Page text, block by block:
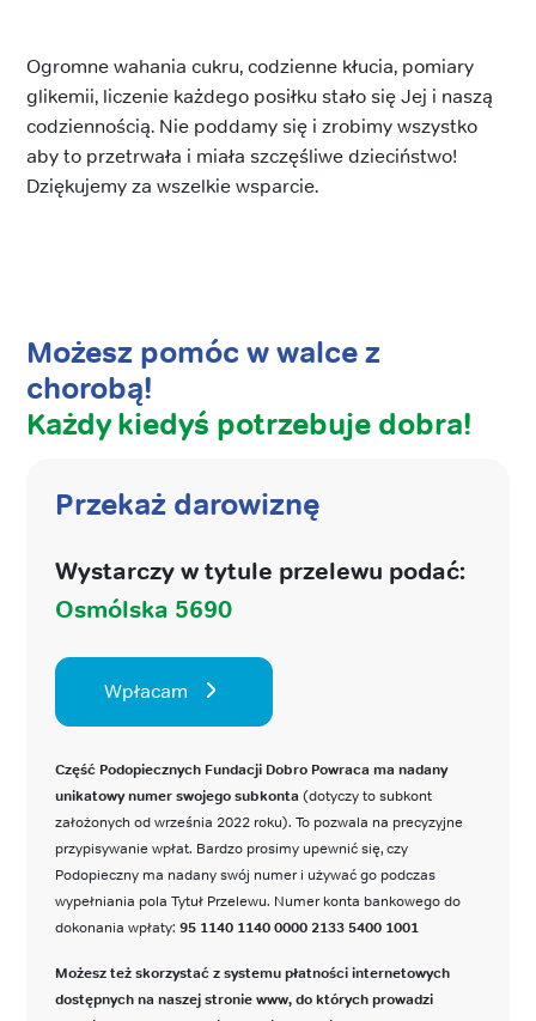
Ogromne wahania cukru, codzienne kłucia, pomiary
glikemii, liczenie każdego posiłku stało się Jej i naszą
codziennością. Nie poddamy się i zrobimy wszystko
aby to przetrwała i miała szczęśliwe dzieciństwo!
Dziękujemy za wszelkie wsparcie.
Możesz pomóc w walce z
chorobą!
Każdy kiedyś potrzebuje dobra!
Przekaż darowiznę
Wystarczy w tytule przelewu podać:
Osmólska 5690
Wpłacam
Część Podopiecznych Fundacji Dobro Powraca ma nadany
unikatowy numer swojego subkonta (dotyczy to subkont
założonych od września 2022 roku). To pozwala na precyzyjne
przypisywanie wpłat. Bardzo prosimy upewnić się, czy
Podopieczny ma nadany swój numer i używać go podczas
wypełniania pola Tytuł Przelewu. Numer konta bankowego do
dokonania wpłaty: 95 1140 1140 0000 2133 5400 1001
Możesz też skorzystać z systemu płatności internetowych
dostępnych na naszej stronie www, do których prowadzi